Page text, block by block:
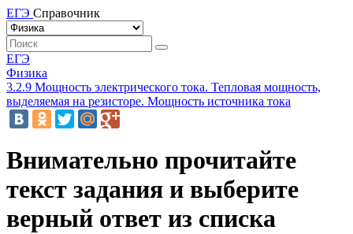
ЕГЭ Справочник
ЕГЭ
Физика
3.2.9 Мощность электрического тока. Тепловая мощность,
выделяемая на резисторе. Мощность источника тока
Внимательно прочитайте
текст задания и выберите
верный ответ из списка